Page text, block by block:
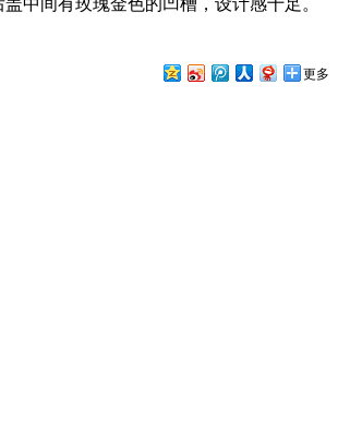
更多